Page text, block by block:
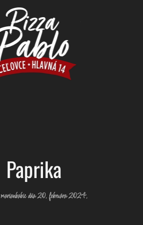
Paprika
marianbabicdňa20. februára 2024.